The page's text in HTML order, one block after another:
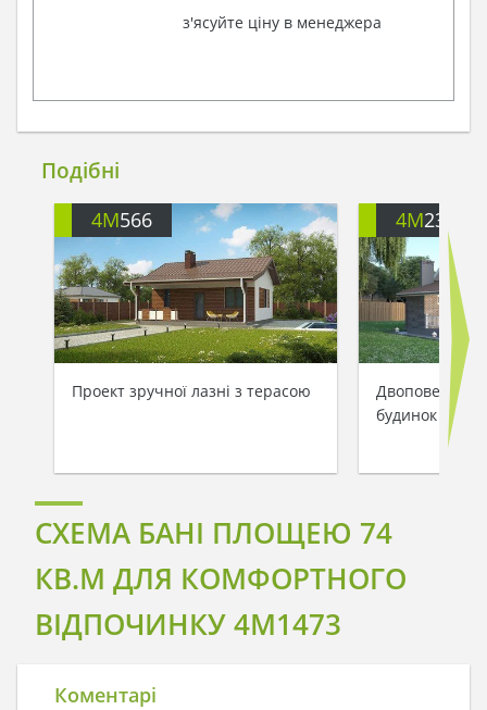
з'ясуйте ціну в менеджера
Подібні
4M566
Проект зручної лазні з терасою
4M2336
будинок
СХЕМА БАНІ ПЛОЩЕЮ 74
КВ.М ДЛЯ КОМФОРТНОГО
ВІДПОЧИНКУ 4M1473
Коментарі